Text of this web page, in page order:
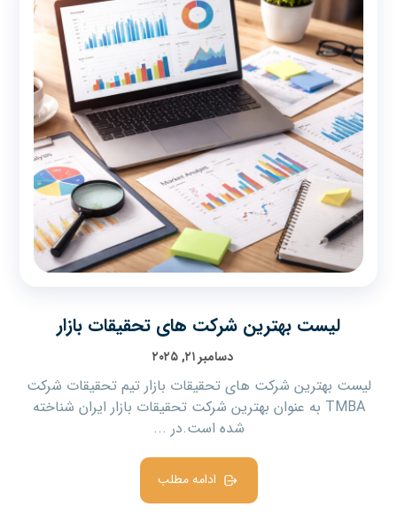
لیست بهترین شرکت های تحقیقات بازار
دسامبر ۲۱, ۲۰۲۵
لیست بهترین شرکت های تحقیقات بازار تیم تحقیقات شرکت
TMBA به عنوان بهترین شرکت تحقیقات بازار ایران شناخته
شده است.در ...
ادامه مطلب